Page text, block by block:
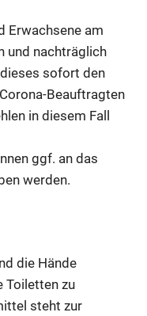
Erwachsene am
und nachträglich
sofort den
Beauftragten
in diesem Fall
ggf. an das
werden.
die Hände
Toiletten zu
steht zur